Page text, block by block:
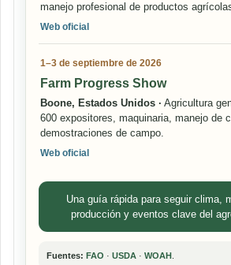
manejo profesional de productos
Web oficial
1–3 de septiembre de 2026
Farm Progress Show
Boone, Estados Unidos · Agricultura
600 expositores, maquinaria, manejo de
demostraciones de campo.
Web oficial
Una guía rápida para seguir clima,
producción y eventos clave del
Fuentes: FAO · USDA · WOAH